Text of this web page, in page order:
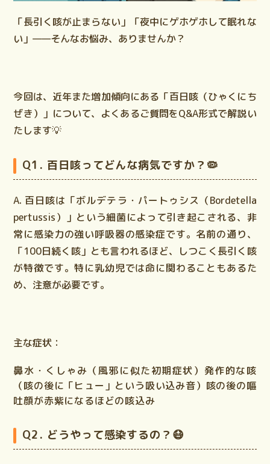
「長引く咳が止まらない」「夜中にゲホゲホして眠れな
い」——そんなお悩み、ありませんか？
今回は、近年また増加傾向にある「百日咳（ひゃくにち
ぜき）」について、よくあるご質問をQ&A形式で解説い
たします💡
Q1. 百日咳ってどんな病気ですか？🦠
A. 百日咳は「ボルデテラ・パートゥシス（Bordetella
pertussis）」という細菌によって引き起こされる、非
常に感染力の強い呼吸器の感染症です。名前の通り、
「100日続く咳」とも言われるほど、
しつこく長引く咳
が特徴です。特に乳幼児では命に関わることもあるた
め、注意が必要です。
主な症状：
鼻水・くしゃみ（風邪に似た初期症状）発作的な咳
（咳の後に「ヒュー」という吸い込み音）咳の後の嘔
吐顔が赤紫になるほどの咳込み
Q2. どうやって感染するの？😷